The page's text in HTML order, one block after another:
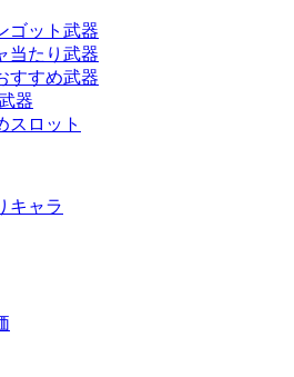
ゴット武器
当たり武器
すすめ武器
器
スロット
キャラ